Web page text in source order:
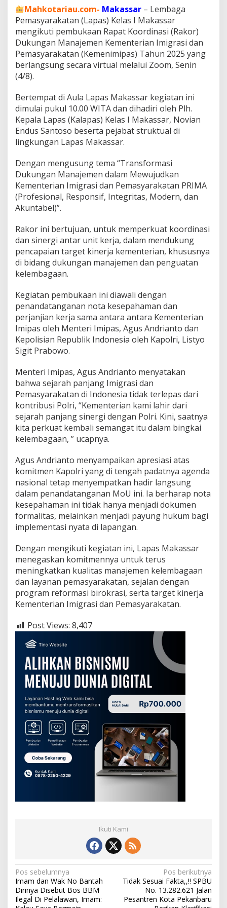
a
s
M
a
k
a
s
r
B
e
r
t
e
d
W
u
j
a
n
L
y
a
n
r
m
Mahkotariau.com- Makassar – Lembaga
Pemasyarakatan (Lapas) Kelas I Makassar
mengikuti pembukaan Rapat Koordinasi (Rakor)
Dukungan Manajemen Kementerian Imigrasi dan
Pemasyarakatan (Kemenimipas) Tahun 2025 yang
berlangsung secara virtual melalui Zoom, Senin
(4/8).
Bertempat di Aula Lapas Makassar kegiatan ini
dimulai pukul 10.00 WITA dan dihadiri oleh Plh.
Kepala Lapas (Kalapas) Kelas I Makassar, Novian
Endus Santoso beserta pejabat struktual di
lingkungan Lapas Makassar.
Dengan mengusung tema “Transformasi
Dukungan Manajemen dalam Mewujudkan
Kementerian Imigrasi dan Pemasyarakatan PRIMA
(Profesional, Responsif, Integritas, Modern, dan
Akuntabel)”.
Rakor ini bertujuan, untuk memperkuat koordinasi
dan sinergi antar unit kerja, dalam mendukung
pencapaian target kinerja kementerian, khususnya
di bidang dukungan manajemen dan penguatan
kelembagaan.
Kegiatan pembukaan ini diawali dengan
penandatanganan nota kesepahaman dan
perjanjian kerja sama antara antara Kementerian
Imipas oleh Menteri Imipas, Agus Andrianto dan
Kepolisian Republik Indonesia oleh Kapolri, Listyo
Sigit Prabowo.
Menteri Imipas, Agus Andrianto menyatakan
bahwa sejarah panjang Imigrasi dan
Pemasyarakatan di Indonesia tidak terlepas dari
kontribusi Polri, “Kementerian kami lahir dari
sejarah panjang sinergi dengan Polri. Kini, saatnya
kita perkuat kembali semangat itu dalam bingkai
kelembagaan, ” ucapnya.
Agus Andrianto menyampaikan apresiasi atas
komitmen Kapolri yang di tengah padatnya agenda
nasional tetap menyempatkan hadir langsung
dalam penandatanganan MoU ini. Ia berharap nota
kesepahaman ini tidak hanya menjadi dokumen
formalitas, melainkan menjadi payung hukum bagi
implementasi nyata di lapangan.
Dengan mengikuti kegiatan ini, Lapas Makassar
menegaskan komitmennya untuk terus
meningkatkan kualitas manajemen kelembagaan
dan layanan pemasyarakatan, sejalan dengan
program reformasi birokrasi, serta target kinerja
Kementerian Imigrasi dan Pemasyarakatan.
Post Views: 8,407
Ikuti Kami
N
a
v
Pos sebelumnya
Imam dan Wak No Bantah
Dirinya Disebut Bos BBM
Ilegal Di Pelalawan, Imam:
Pos berikutnya
Tidak Sesuai Fakta,,!! SPBU
No. 13.282.621 Jalan
Pesantren Kota Pekanbaru